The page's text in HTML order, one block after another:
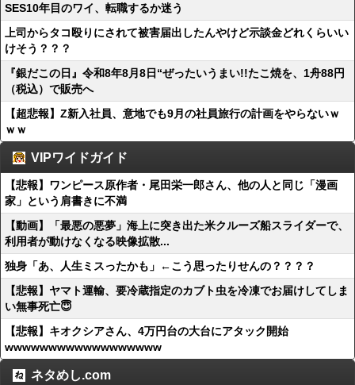
SES10年目のワイ、転職するか迷う
上司からタコ殴りにされて被害届出したんやけど示談金どれくらいい
けそう？？？
『銀だこの日』令和8年8月8日“ぜったいうまい!!たこ焼を、1舟88円
（税込）で販売へ
【超悲報】Z新入社員、意地でも9月の社員旅行の計画をやらないｗ
ｗｗ
VIPワイドガイド
【悲報】ワンピース原作者・尾田栄一郎さん、他の人と同じ「漫画
家」という肩書きに不満
【動画】「最悪の悪夢」海上に突き出た米クルーズ船スライダーで、
利用者が動けなくなる映像拡散...
独身「あ、人生ミスったかも」←こう思ったりせんの？？？？
【悲報】ヤマト運輸、要冷蔵指定のカブト虫を冷凍でお届けしてしま
い無事死亡😇
【悲報】キオクシアさん、4万円台の大台にアタック開始
wwwwwwwwwwwwwwwwww
ネタめし.com